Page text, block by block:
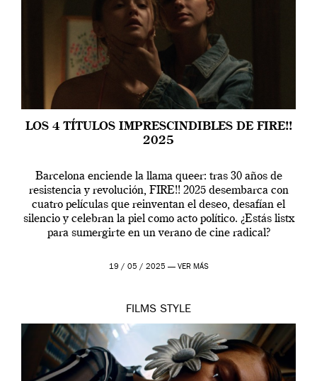
LOS 4 TÍTULOS IMPRESCINDIBLES DE FIRE!!
2025
Barcelona enciende la llama queer: tras 30 años de
resistencia y revolución, FIRE!! 2025 desembarca con
cuatro películas que reinventan el deseo, desafían el
silencio y celebran la piel como acto político. ¿Estás listx
para sumergirte en un verano de cine radical?
19 / 05 / 2025 — VER MÁS
FILMS STYLE